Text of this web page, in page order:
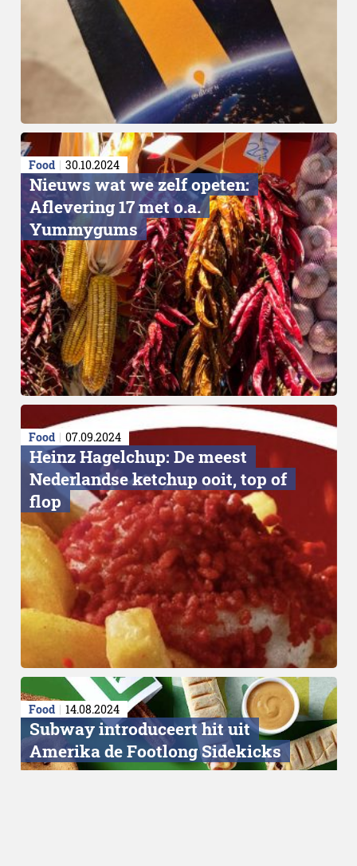
Recept van Robèrt van
Food 30.10.2024
Nieuws wat we zelf opeten:
Aflevering 17 met o.a.
Yummygums
Food 07.09.2024
Heinz Hagelchup: De meest
Nederlandse ketchup ooit, top of
flop
Food 14.08.2024
Subway introduceert hit uit
Amerika de Footlong Sidekicks